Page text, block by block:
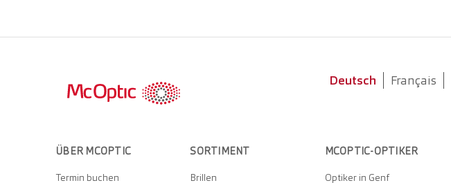
Deutsch Français
ÜBER MCOPTIC
Termin buchen
SORTIMENT
Brillen
MCOPTIC-OPTIKER
Optiker in Genf